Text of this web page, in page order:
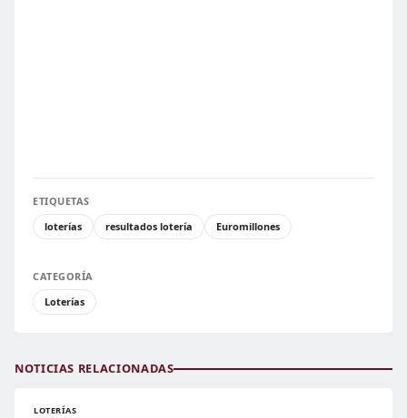
ETIQUETAS
loterías
resultados lotería Euromillones
CATEGORÍA
Loterías
NOTICIAS RELACIONADAS
LOTERÍAS